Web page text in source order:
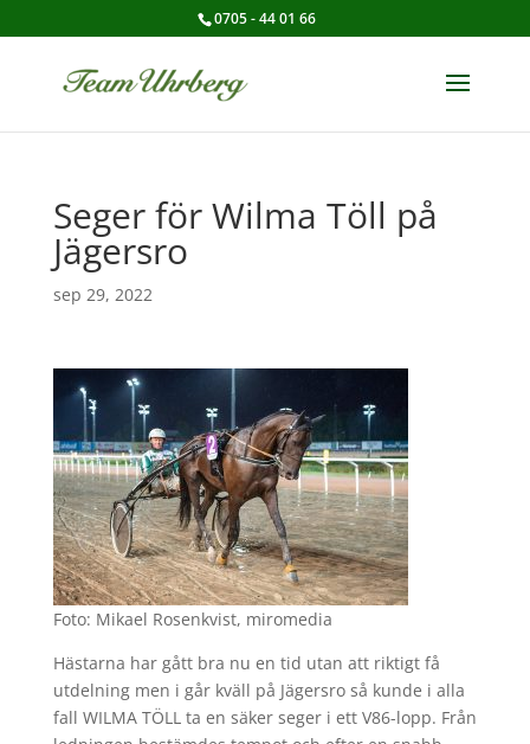
0705 - 44 01 66
Seger för Wilma Töll på
Jägersro
sep 29, 2022
Foto: Mikael Rosenkvist, miromedia
Hästarna har gått bra nu en tid utan att riktigt få
utdelning men i går kväll på Jägersro så kunde i alla
fall WILMA TÖLL ta en säker seger i ett V86-lopp. Från